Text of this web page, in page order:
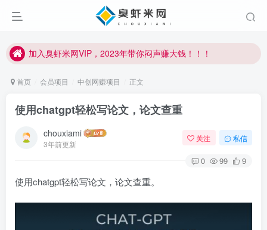
加入臭虾米网VIP，2023年带你闷声赚大钱！！！
加入臭虾米网VIP，2023年带你闷声赚大钱！！！
首页 会员项目 中创网赚项目 正文
使用chatgpt轻松写论文，论文查重
chouxiami
3年前更新
关注 私信
0 99 9
使用chatgpt轻松写论文，论文查重。